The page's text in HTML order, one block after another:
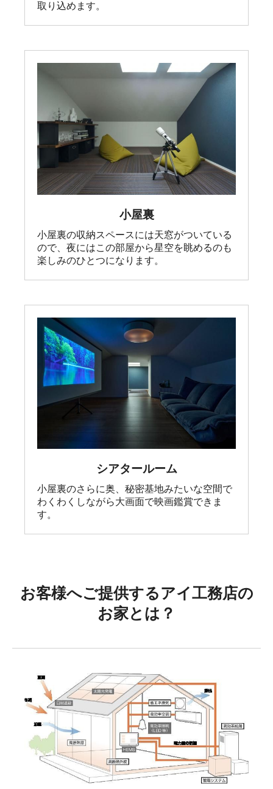
取り込めます。
小屋裏
小屋裏の収納スペースには天窓がついている
ので、夜にはこの部屋から星空を眺めるのも
楽しみのひとつになります。
シアタールーム
小屋裏のさらに奥、秘密基地みたいな空間で
わくわくしながら大画面で映画鑑賞できま
す。
お客様へご提供するアイ工務店の
お家とは？